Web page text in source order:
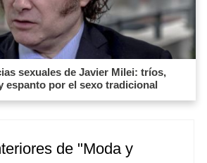
sexuales de Javier Milei: tríos,
espanto por el sexo tradicional
de "Moda y